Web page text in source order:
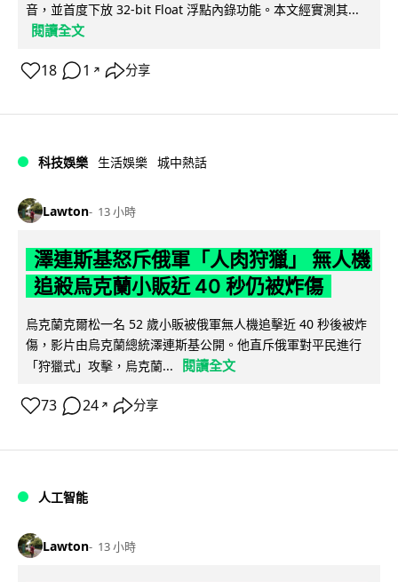
音，並首度下放 32-bit Float 浮點內錄功能。本文經實測其...
閱讀全文
18 1 ↗ 分享
科技娛樂 生活娛樂 城中熱話
Lawton 13 小時
澤連斯基怒斥俄軍「人肉狩獵」 無人機
追殺烏克蘭小販近 40 秒仍被炸傷
烏克蘭克爾松一名 52 歲小販被俄軍無人機追擊近 40 秒後被炸
傷，影片由烏克蘭總統澤連斯基公開。他直斥俄軍對平民進行
「狩獵式」攻擊，烏克蘭...
閱讀全文
73 24 ↗ 分享
人工智能
Lawton 13 小時